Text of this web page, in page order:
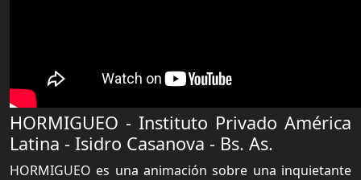
HORMIGUEO - Instituto Privado América
Latina - Isidro Casanova - Bs. As.
HORMIGUEO es una animación sobre una inquietante